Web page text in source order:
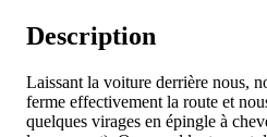
Description
Laissant la voiture derrière nous,
ferme effectivement la route et
quelques virages en épingle à